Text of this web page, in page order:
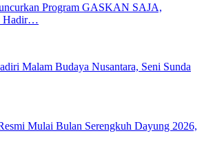
Program GASKAN SAJA,
Hadir…
Malam Budaya Nusantara, Seni Sunda
Mulai Bulan Serengkuh Dayung 2026,